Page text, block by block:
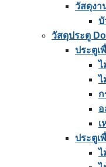
วัสดุงา
บั
วัสดุประตู
ประตูเ
ไ
ไ
ก
เ
ประตูเ
ไ